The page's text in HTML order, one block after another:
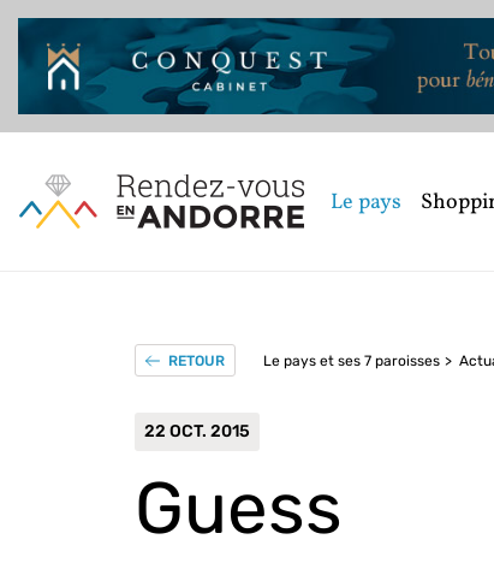
Le pays
RETOUR Le pays et ses 7 paroisses
22 OCT. 2015
Guess